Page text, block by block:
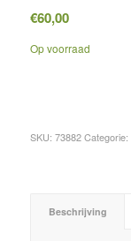
€60,00
Op voorraad
SKU: 73882 Categorie:
Beschrijving